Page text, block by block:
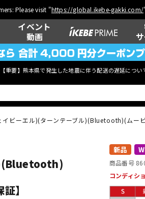
Please visit "https://global.ikebe-gakki.com/
イベント
動画
【重要】熊本県で発生した地震に伴う配送の遅延につい
ウク
管楽器 その
ビーエル)(ターンテーブル)(Bluetooth)(ムー
)(Bluetooth)
】
新品
商品番号
コンディシ